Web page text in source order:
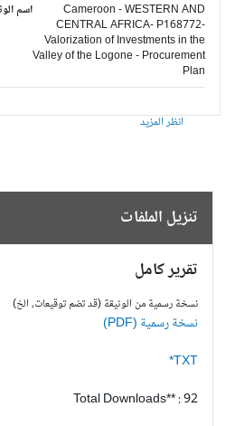
اسم الوثيقة
Cameroon - WESTERN AND
CENTRAL AFRICA- P168772-
Valorization of Investments in the
Valley of the Logone - Procurement
Plan
انظر المزيد
تنزيل الملفات
تقرير كامل
نسخة رسمية من الوثيقة (قد تضم توقيعات، الخ)
نسخة رسمية (PDF)
TXT*
Total Downloads** : 92